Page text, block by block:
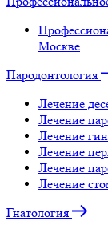
Москве
Пародонтология
Лечение
Лечение
Лечение
Лечение
Лечение
Лечение
Гнатология